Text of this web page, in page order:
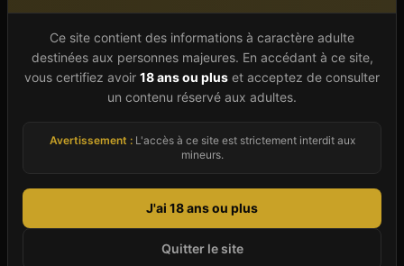
Ce site contient des informations à caractère adulte
destinées aux personnes majeures. En accédant à ce site,
vous certifiez avoir 18 ans ou plus et acceptez de consulter
un contenu réservé aux adultes.
Avertissement :L'accès à ce site est strictement interdit aux
mineurs.
J'ai 18 ans ou plus
Quitter le site
Sauna libertinPas-de-
Calais (62)
Le Pas-de-Calais (62) en Hauts-de-France
annuaire 2026, répartis sur 7 communes. Pour
curieux souhaitant découvrir l'échangisme, ce
département offre une palette de lieux adaptés à
chaque envie : du sauna mixte convivial au club